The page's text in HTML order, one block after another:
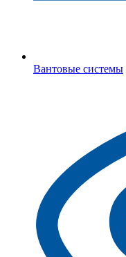
Вантовые системы